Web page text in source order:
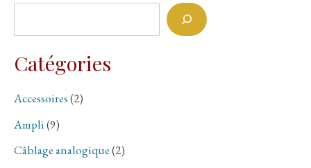
Catégories
Accessoires(2)
Ampli(9)
Câblage analogique(2)